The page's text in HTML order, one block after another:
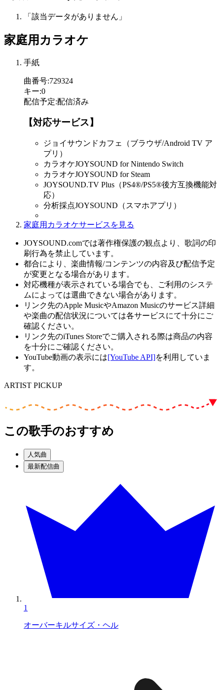
「該当データがありません」
家庭用カラオケ
手紙
曲番号:729324
キー:0
配信予定:配信済み
【対応サービス】
ジョイサウンドカフェ（ブラウザ/Android TV ア
プリ）
カラオケJOYSOUND for Nintendo Switch
カラオケJOYSOUND for Steam
JOYSOUND.TV Plus（PS4®/PS5®後方互換機能対
応）
分析採点JOYSOUND（スマホアプリ）
家庭用カラオケサービスを見る
JOYSOUND.comでは著作権保護の観点より、歌詞の印
刷行為を禁止しています。
都合により、楽曲情報/コンテンツの内容及び配信予定
が変更となる場合があります。
対応機種が表示されている場合でも、ご利用のシステ
ムによっては選曲できない場合があります。
リンク先のApple MusicやAmazon Musicのサービス詳細
や楽曲の配信状況については各サービスにて十分にご
確認ください。
リンク先のiTunes Storeでご購入される際は商品の内容
を十分にご確認ください。
YouTube動画の表示には[YouTube API]を利用していま
す。
ARTIST PICKUP
この歌手のおすすめ
人気曲
最新配信曲
1
オーバーキルサイズ・ヘル